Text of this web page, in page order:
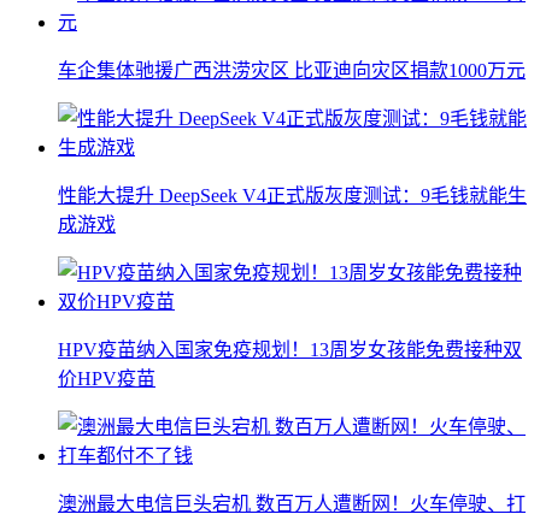
车企集体驰援广西洪涝灾区 比亚迪向灾区捐款1000万元
性能大提升 DeepSeek V4正式版灰度测试：9毛钱就能生
成游戏
HPV疫苗纳入国家免疫规划！13周岁女孩能免费接种双
价HPV疫苗
澳洲最大电信巨头宕机 数百万人遭断网！火车停驶、打